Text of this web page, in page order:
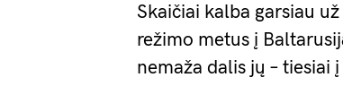
Skaičiai kalba garsiau
režimo metus į
nemaža dalis jų – tiesiai